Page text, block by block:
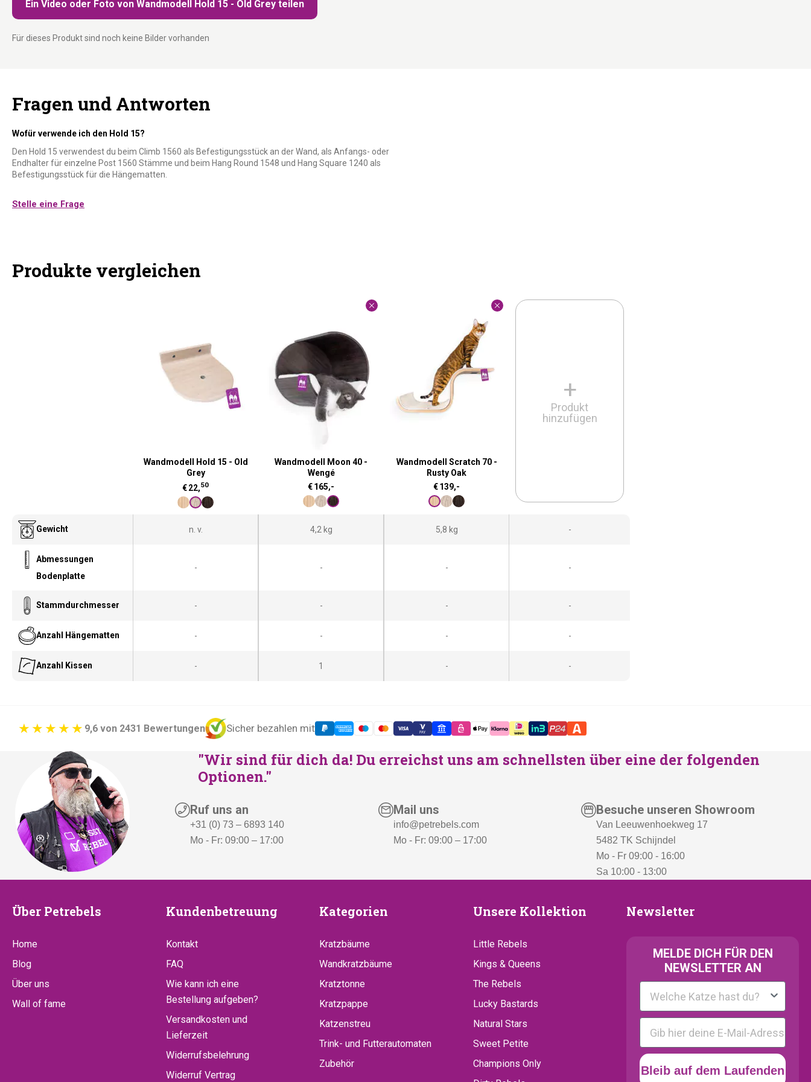
Ein Video oder Foto von Wandmodell Hold 15 - Old Grey teilen
Für dieses Produkt sind noch keine Bilder vorhanden
Fragen und Antworten
Wofür verwende ich den Hold 15?
Den Hold 15 verwendest du beim Climb 1560 als Befestigungsstück an der Wand, als Anfangs- oder
Endhalter für einzelne Post 1560 Stämme und beim Hang Round 1548 und Hang Square 1240 als
Befestigungsstück für die Hängematten.
Stelle eine Frage
Produkte vergleichen
Wandmodell Hold 15 - Old
Grey
€22,50
Wandmodell Moon 40 -
Wengé
€165,-
Wandmodell Scratch 70 -
Rusty Oak
€139,-
+
Produkt
hinzufügen
Gewicht n. v. 4,2 kg 5,8 kg -
Abmessungen
Bodenplatte
- - - -
Stammdurchmesser - - - -
Anzahl Hängematten - - - -
Anzahl Kissen - 1 - -
Sicher bezahlen mit
9,6 von 2431 Bewertungen
"Wir sind für dich da! Du erreichst uns am schnellsten über eine der folgenden
Optionen."
Ruf uns an
+31 (0) 73 – 6893 140
Mo - Fr: 09:00 – 17:00
Mail uns
info@petrebels.com
Mo - Fr: 09:00 – 17:00
Besuche unseren Showroom
Van Leeuwenhoekweg 17
5482 TK Schijndel
Mo - Fr 09:00 - 16:00
Sa 10:00 - 13:00
Über
Petrebels
Über Petrebels
Home
Blog
Über uns
Wall of fame
Kundenbetreuung
Kundenbetreuung
Kontakt
FAQ
Wie kann ich eine
Bestellung aufgeben?
Versandkosten und
Lieferzeit
Widerrufsbelehrung
Widerruf Vertrag
Kategorien
Kategorien
Kratzbäume
Wandkratzbäume
Kratztonne
Kratzpappe
Katzenstreu
Trink- und Futterautomaten
Zubehör
Unsere
Kollektion
Unsere Kollektion
Little Rebels
Kings & Queens
The Rebels
Lucky Bastards
Natural Stars
Sweet Petite
Champions Only
Newsletter
Newsletter
MELDEDICH FÜR DEN
NEWSLETTER AN
Kattenras
E-mail
Bleib auf dem Laufenden